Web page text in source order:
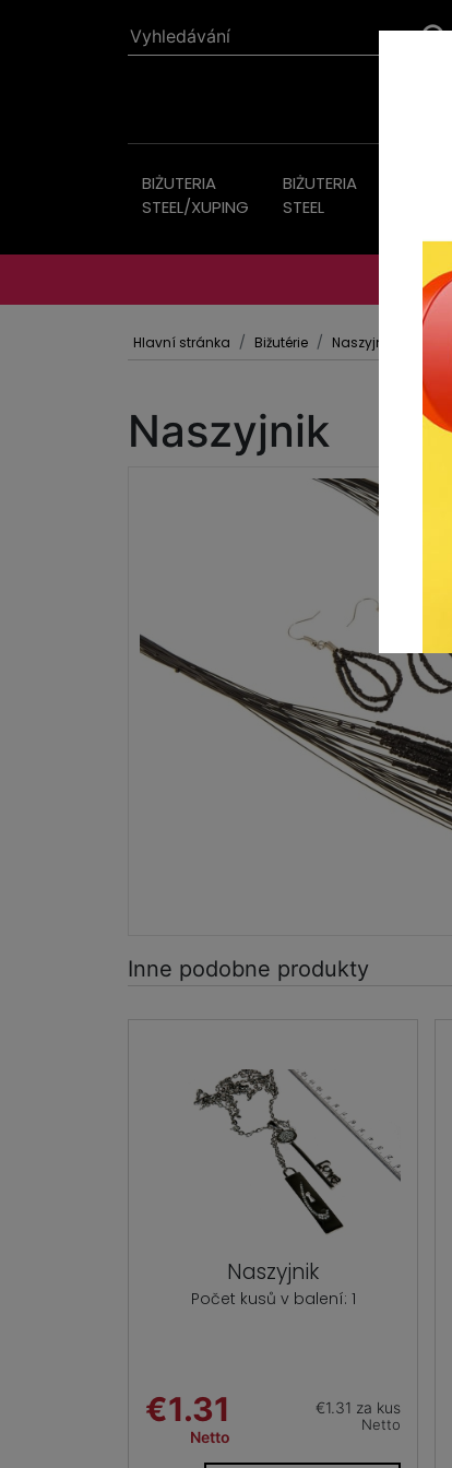
BIŻUTERIA
STEEL/XUPING
BIŻUTERIA
STEEL
Hlavní stránka Bižutérie Naszyjniki
Naszyjnik
Inne podobne produkty
Naszyjnik
Počet kusů v balení: 1
€1.31
Netto
€1.31 za kus
Netto